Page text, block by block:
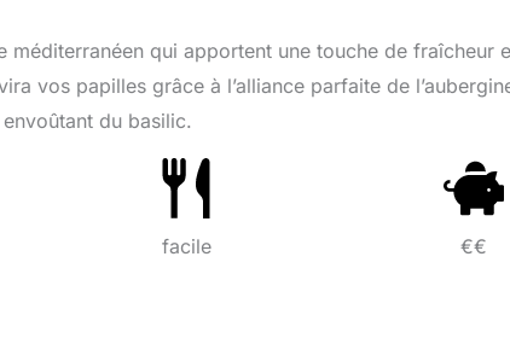
méditerranéen qui apportent une touche de fraîcheur
vos papilles grâce à l’alliance parfaite de
du basilic.
facile €€